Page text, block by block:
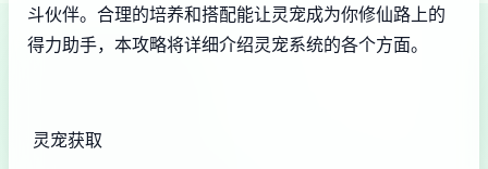
斗伙伴。合理的培养和搭配能让灵宠成为你修仙路上的
得力助手，本攻略将详细介绍灵宠系统的各个方面。
灵宠获取